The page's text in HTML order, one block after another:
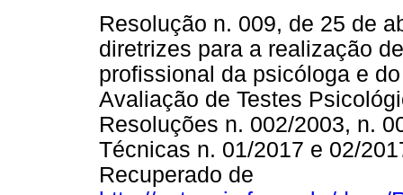
Resolução n. 009, de 25 de
diretrizes para a realização
profissional da psicóloga e
Avaliação de Testes
Resoluções n. 002/2003, n.
Técnicas n. 01/2017 e 02/
Recuperado de